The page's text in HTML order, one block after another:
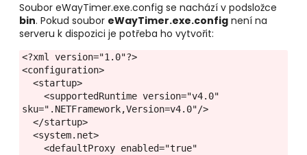
Soubor eWayTimer.exe.config se nachází v podsložce
bin. Pokud soubor eWayTimer.exe.config není na
serveru k dispozici je potřeba ho vytvořit:
<?xml version="1.0"?>
<configuration>
<startup>
<supportedRuntime version="v4.0"
sku=".NETFramework,Version=v4.0"/>
</startup>
<system.net>
<defaultProxy enabled="true"